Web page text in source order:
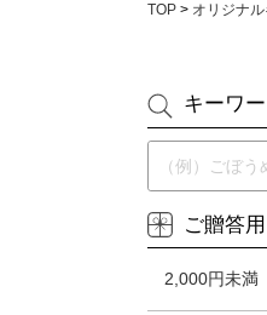
TOP > オリジナル
キーワ
ご贈答用
2,000円未満